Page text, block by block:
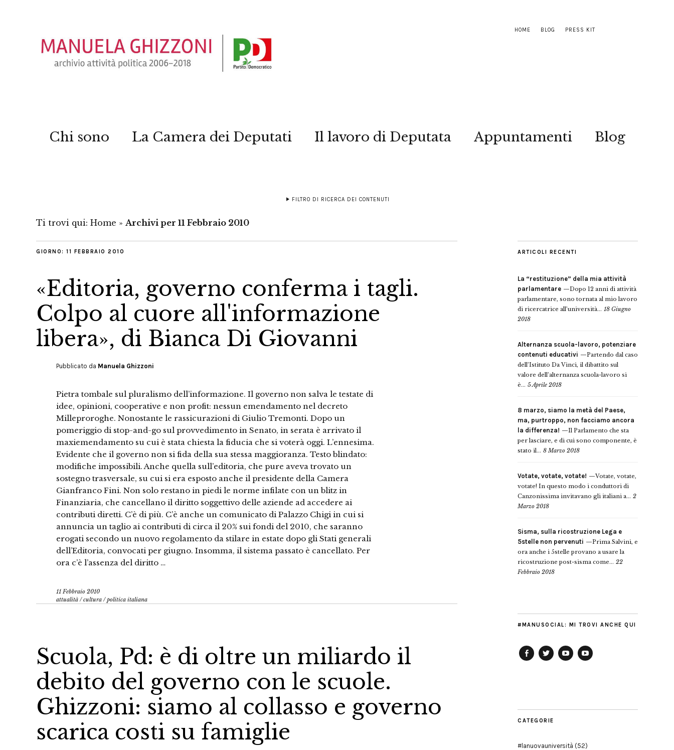
HOME BLOG PRESS KIT
Chi sono La Camera dei Deputati Il lavoro di Deputata Appuntamenti Blog
FILTRO DI RICERCA DEI CONTENUTI
Ti trovi qui: Home » Archivi per 11 Febbraio 2010
GIORNO: 11 FEBBRAIO 2010
«Editoria, governo conferma i tagli.
Colpo al cuore all'informazione
libera», di Bianca Di Giovanni
Pubblicato da Manuela Ghizzoni
Pietra tombale sul pluralismo dell’informazione. Il governo non salva le testate di
idee, opinioni, cooperative e non profit: nessun emendamento nel decreto
Milleproroghe. Nonostante le rassicurazioni di Giulio Tremonti. Dopo un
pomeriggio di stop-and-go sul provvedimento in Senato, in serata è arrivato il
maxiemendamento su cui è stata chiesta la fiducia che si voterà oggi. L’ennesima.
Evidente che il governo non si fida della sua stessa maggioranza. Testo blindato:
modifiche impossibili. Anche quella sull’editoria, che pure aveva trovato un
sostegno trasversale, su cui si era esposto anche il presidente della Camera
Gianfranco Fini. Non solo restano in piedi le norme infilate con un blitz in
Finanziaria, che cancellano il diritto soggettivo delle aziende ad accedere ai
contributi diretti. C’è di più. C’è anche un comunicato di Palazzo Chigi in cui si
annuncia un taglio ai contributi di circa il 20% sui fondi del 2010, che saranno
erogati secondo un nuovo regolamento da stilare in estate dopo gli Stati generali
dell’Editoria, convocati per giugno. Insomma, il sistema passato è cancellato. Per
ora c’è l’assenza del diritto …
11 Febbraio 2010
attualità /cultura /politica italiana
Scuola, Pd: è di oltre un miliardo il
debito del governo con le scuole.
Ghizzoni: siamo al collasso e governo
scarica costi su famiglie
ARTICOLI RECENTI
La “restituzione” della mia attività
parlamentare
Dopo 12 anni di attività
parlamentare, sono tornata al mio lavoro
di ricercatrice all’università... 18 Giugno
2018
Alternanza scuola-lavoro, potenziare
contenuti educativi
Partendo dal caso
dell’Istituto Da Vinci, il dibattito sul
valore dell’alternanza scuola-lavoro si
è... 5 Aprile 2018
8 marzo, siamo la metà del Paese,
ma, purtroppo, non facciamo ancora
la differenza!
Il Parlamento che sta
per lasciare, e di cui sono componente, è
stato il... 8 Marzo 2018
Votate, votate, votate!
Votate, votate,
votate! In questo modo i conduttori di
Canzonissima invitavano gli italiani a... 2
Marzo 2018
Sisma, sulla ricostruzione Lega e
5stelle non pervenuti
Prima Salvini, e
ora anche i 5stelle provano a usare la
ricostruzione post-sisma come... 22
Febbraio 2018
#MANUSOCIAL: MI TROVI ANCHE QUI
CATEGORIE
#lanuovauniversità (52)